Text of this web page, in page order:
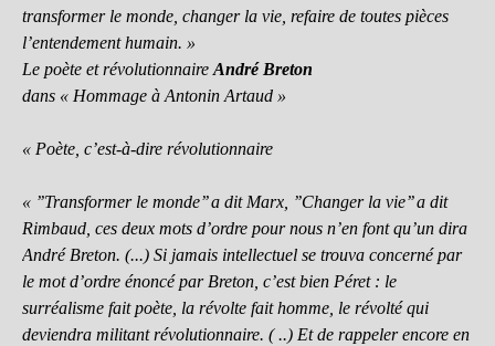
transformer le monde, changer la vie, refaire de toutes pièces
l’entendement humain. »
Le poète et révolutionnaire André Breton
dans « Hommage à Antonin Artaud »
« Poète, c’est-à-dire révolutionnaire
« ’’Transformer le monde’’ a dit Marx, ’’Changer la vie’’ a dit
Rimbaud, ces deux mots d’ordre pour nous n’en font qu’un dira
André Breton. (...) Si jamais intellectuel se trouva concerné par
le mot d’ordre énoncé par Breton, c’est bien Péret : le
surréalisme fait poète, la révolte fait homme, le révolté qui
deviendra militant révolutionnaire. ( ..) Et de rappeler encore en